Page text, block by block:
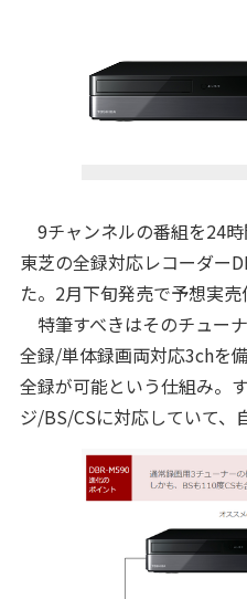
9チャンネルの番組を24時
東芝の全録対応レコーダー
た。2月下旬発売で予想実売
特筆すべきはそのチュー
全録/単体録画両対応3chを
全録が可能という仕組み。
ジ/BS/CSに対応していて、